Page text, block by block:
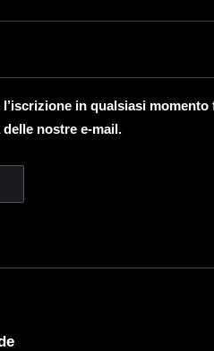
in qualsiasi
nostre e-mail.